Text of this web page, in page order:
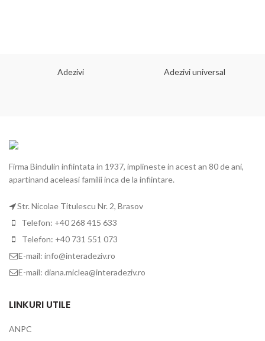
Adezivi Adezivi universal
Firma Bindulin infiintata in 1937, implineste in acest an 80 de ani,
apartinand aceleasi familii inca de la infiintare.
Str. Nicolae Titulescu Nr. 2, Brasov
Telefon: +40 268 415 633
Telefon: +40 731 551 073
E-mail: info@interadeziv.ro
E-mail: diana.miclea@interadeziv.ro
LINKURI UTILE
ANPC